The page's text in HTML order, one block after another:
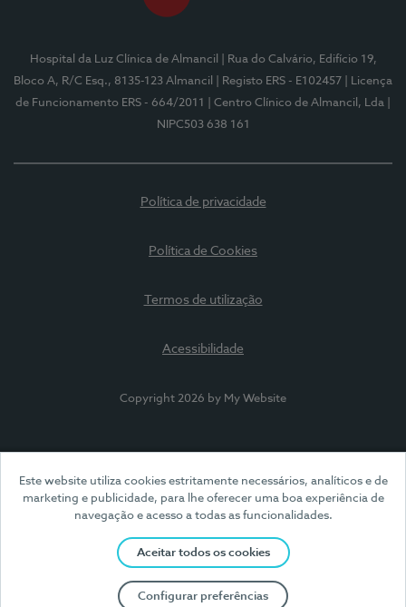
Este website utiliza cookies estritamente necessários, analíticos e de
marketing e publicidade, para lhe oferecer uma boa experiência de
navegação e acesso a todas as funcionalidades.
Aceitar todos os cookies
Configurar preferências
Hospital da Luz Clínica de Almancil
| Rua do Calvário, Edifício 19,
Bloco A, R/C Esq., 8135-123 Almancil
| Registo ERS - E102457
| Licença
de Funcionamento ERS - 664/2011
| Centro Clínico de Almancil, Lda
NIPC503 638 161
Política de privacidade
Política de Cookies
Termos de utilização
Acessibilidade
Copyright 2026 by My Website